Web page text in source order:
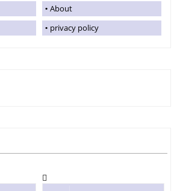
About
privacy policy